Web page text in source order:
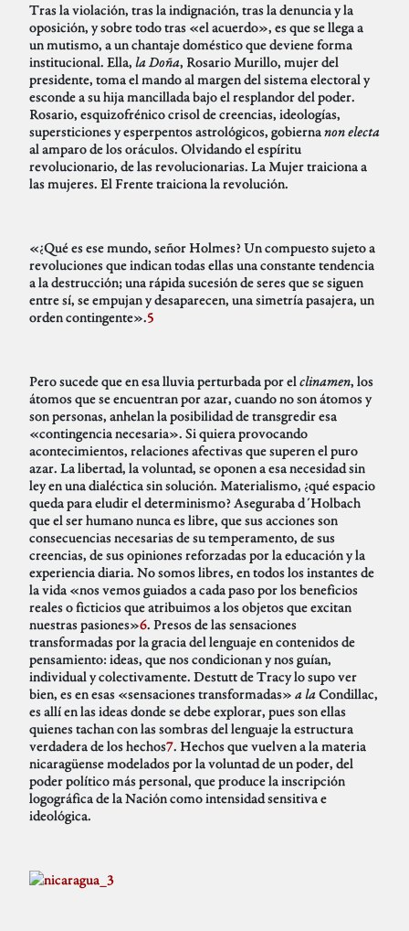
Tras la violación, tras la indignación, tras la denuncia y la
oposición, y sobre todo tras «el acuerdo», es que se llega a
un mutismo, a un chantaje doméstico que deviene forma
institucional. Ella, la Doña, Rosario Murillo, mujer del
presidente, toma el mando al margen del sistema electoral y
esconde a su hija mancillada bajo el resplandor del poder.
Rosario, esquizofrénico crisol de creencias, ideologías,
supersticiones y esperpentos astrológicos, gobiernanon electa
al amparo de los oráculos. Olvidando el espíritu
revolucionario, de las revolucionarias. La Mujer traiciona a
las mujeres. El Frente traiciona la revolución.
«¿Qué es ese mundo, señor Holmes? Un compuesto sujeto a
revoluciones que indican todas ellas una constante tendencia
a la destrucción; una rápida sucesión de seres que se siguen
entre sí, se empujan y desaparecen, una simetría pasajera, un
orden contingente».5
Pero sucede que en esa lluvia perturbada por elclinamen, los
átomos que se encuentran por azar, cuando no son átomos y
son personas, anhelan la posibilidad de transgredir esa
«contingencia necesaria». Si quiera provocando
acontecimientos, relaciones afectivas que superen el puro
azar. La libertad, la voluntad, se oponen a esa necesidad sin
ley en una dialéctica sin solución. Materialismo, ¿qué espacio
queda para eludir el determinismo? Aseguraba d´Holbach
que el ser humano nunca es libre, que sus acciones son
consecuencias necesarias de su temperamento, de sus
creencias, de sus opiniones reforzadas por la educación y la
experiencia diaria. No somos libres, en todos los instantes de
la vida «nos vemos guiados a cada paso por los beneficios
reales o ficticios que atribuimos a los objetos que excitan
nuestras pasiones»6. Presos de las sensaciones
transformadas por la gracia del lenguaje en contenidos de
pensamiento: ideas, que nos condicionan y nos guían,
individual y colectivamente. Destutt de Tracy lo supo ver
bien, es en esas «sensaciones transformadas» a laCondillac,
es allí en las ideas donde se debe explorar, pues son ellas
quienes tachan con las sombras del lenguaje la estructura
verdadera de los hechos7. Hechos que vuelven a la materia
nicaragüense modelados por la voluntad de un poder, del
poder político más personal, que produce la inscripción
logográfica de la Nación como intensidad sensitiva e
ideológica.